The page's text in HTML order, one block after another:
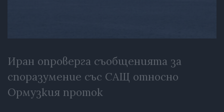
Иран опроверга съобщенията за
споразумение със САЩ относно
Ормузкия проток